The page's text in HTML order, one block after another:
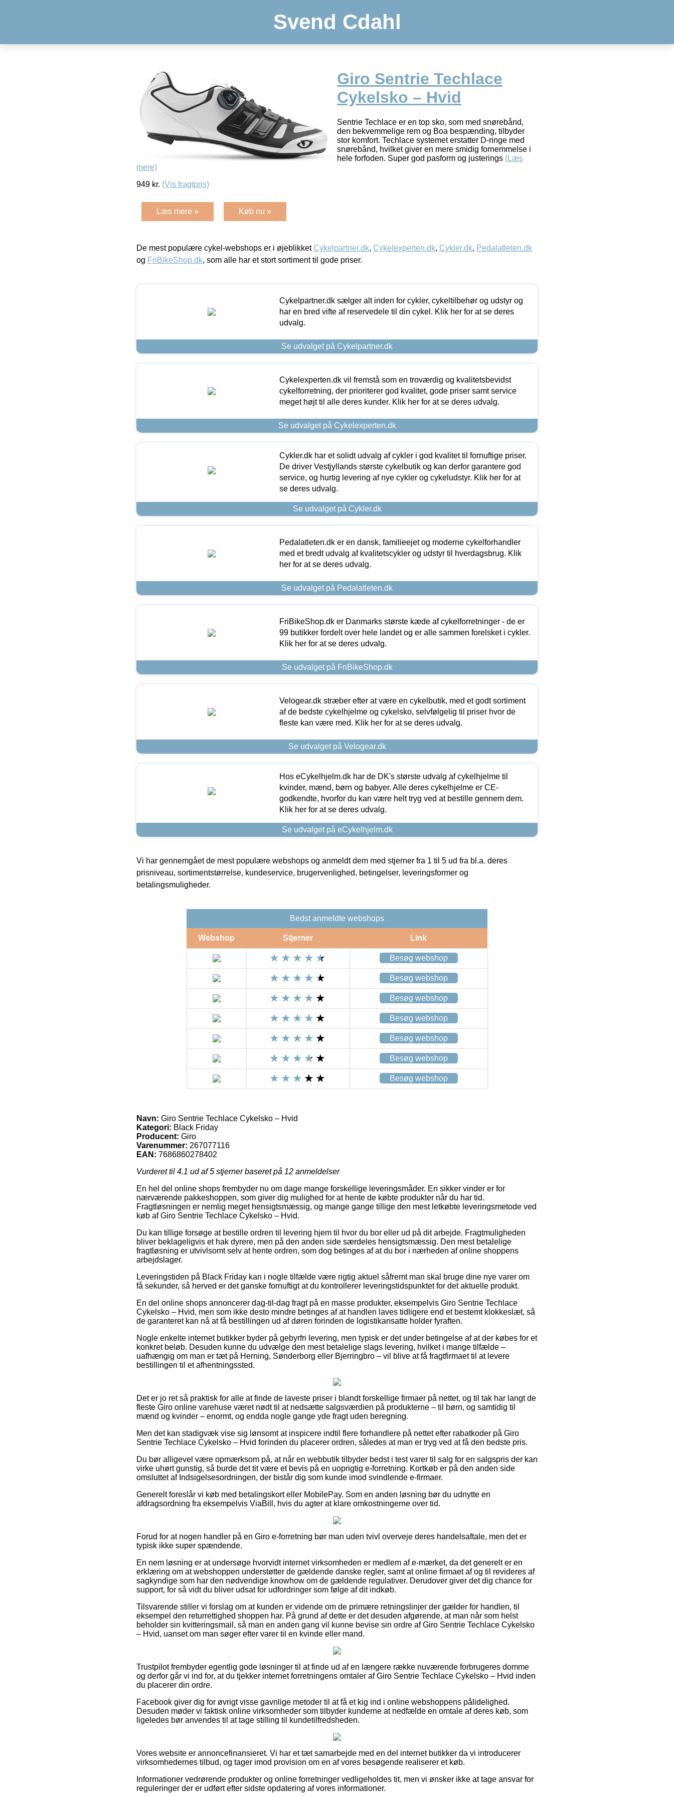
Svend Cdahl
Giro Sentrie Techlace
Cykelsko – Hvid
Sentrie Techlace er en top sko, som med snørebånd,
den bekvemmelige rem og Boa bespænding, tilbyder
stor komfort. Techlace systemet erstatter D-ringe med
snørebånd, hvilket giver en mere smidig fornemmelse i
hele forfoden. Super god pasform og justerings (Læs
mere)
949 kr. (Vis fragtpris)
Læs mere » Køb nu »
De mest populære cykel-webshops er i øjeblikket Cykelpartner.dk, Cykelexperten.dk, Cykler.dk, Pedalatleten.dk
og FriBikeShop.dk, som alle har et stort sortiment til gode priser.
Cykelpartner.dk sælger alt inden for cykler, cykeltilbehør og udstyr og
har en bred vifte af reservedele til din cykel. Klik her for at se deres
udvalg.
Se udvalget på Cykelpartner.dk
Cykelexperten.dk vil fremstå som en troværdig og kvalitetsbevidst
cykelforretning, der prioriterer god kvalitet, gode priser samt service
meget højt til alle deres kunder. Klik her for at se deres udvalg.
Se udvalget på Cykelexperten.dk
Cykler.dk har et solidt udvalg af cykler i god kvalitet til fornuftige priser.
De driver Vestjyllands største cykelbutik og kan derfor garantere god
service, og hurtig levering af nye cykler og cykeludstyr. Klik her for at
se deres udvalg.
Se udvalget på Cykler.dk
Pedalatleten.dk er en dansk, familieejet og moderne cykelforhandler
med et bredt udvalg af kvalitetscykler og udstyr til hverdagsbrug. Klik
her for at se deres udvalg.
Se udvalget på Pedalatleten.dk
FriBikeShop.dk er Danmarks største kæde af cykelforretninger - de er
99 butikker fordelt over hele landet og er alle sammen forelsket i cykler.
Klik her for at se deres udvalg.
Se udvalget på FriBikeShop.dk
Velogear.dk stræber efter at være en cykelbutik, med et godt sortiment
af de bedste cykelhjelme og cykelsko, selvfølgelig til priser hvor de
fleste kan være med. Klik her for at se deres udvalg.
Se udvalget på Velogear.dk
Hos eCykelhjelm.dk har de DK's største udvalg af cykelhjelme til
kvinder, mænd, børn og babyer. Alle deres cykelhjelme er CE-
godkendte, hvorfor du kan være helt tryg ved at bestille gennem dem.
Klik her for at se deres udvalg.
Se udvalget på eCykelhjelm.dk
Vi har gennemgået de mest populære webshops og anmeldt dem med stjerner fra 1 til 5 ud fra bl.a. deres
prisniveau, sortimentstørrelse, kundeservice, brugervenlighed, betingelser, leveringsformer og
betalingsmuligheder.
Bedst anmeldte webshops
Webshop Stjerner Link
Besøg webshop
Besøg webshop
Besøg webshop
Besøg webshop
Besøg webshop
Besøg webshop
Besøg webshop
Navn: Giro Sentrie Techlace Cykelsko – Hvid
Kategori: Black Friday
Producent: Giro
Varenummer: 267077116
EAN: 7686860278402
Vurderet til 4.1 ud af 5 stjerner baseret på 12 anmeldelser
En hel del online shops frembyder nu om dage mange forskellige leveringsmåder. En sikker vinder er for
nærværende pakkeshoppen, som giver dig mulighed for at hente de købte produkter når du har tid.
Fragtløsningen er nemlig meget hensigtsmæssig, og mange gange tillige den mest letkøbte leveringsmetode ved
køb af Giro Sentrie Techlace Cykelsko – Hvid.
Du kan tillige forsøge at bestille ordren til levering hjem til hvor du bor eller ud på dit arbejde. Fragtmuligheden
bliver beklageligvis et hak dyrere, men på den anden side særdeles hensigtsmæssig. Den mest betalelige
fragtløsning er utvivlsomt selv at hente ordren, som dog betinges af at du bor i nærheden af online shoppens
arbejdslager.
Leveringstiden på Black Friday kan i nogle tilfælde være rigtig aktuel såfremt man skal bruge dine nye varer om
få sekunder, så herved er det ganske fornuftigt at du kontrollerer leveringstidspunktet for det aktuelle produkt.
En del online shops annoncerer dag-til-dag fragt på en masse produkter, eksempelvis Giro Sentrie Techlace
Cykelsko – Hvid, men som ikke desto mindre betinges af at handlen laves tidligere end et bestemt klokkeslæt, så
de garanteret kan nå at få bestillingen ud af døren forinden de logistikansatte holder fyraften.
Nogle enkelte internet butikker byder på gebyrfri levering, men typisk er det under betingelse af at der købes for et
konkret beløb. Desuden kunne du udvælge den mest betalelige slags levering, hvilket i mange tilfælde –
uafhængig om man er tæt på Herning, Sønderborg eller Bjerringbro – vil blive at få fragtfirmaet til at levere
bestillingen til et afhentningssted.
Det er jo ret så praktisk for alle at finde de laveste priser i blandt forskellige firmaer på nettet, og til tak har langt de
fleste Giro online varehuse været nødt til at nedsætte salgsværdien på produkterne – til børn, og samtidig til
mænd og kvinder – enormt, og endda nogle gange yde fragt uden beregning.
Men det kan stadigvæk vise sig lønsomt at inspicere indtil flere forhandlere på nettet efter rabatkoder på Giro
Sentrie Techlace Cykelsko – Hvid forinden du placerer ordren, således at man er tryg ved at få den bedste pris.
Du bør alligevel være opmærksom på, at når en webbutik tilbyder bedst i test varer til salg for en salgspris der kan
virke uhørt gunstig, så burde det tit være et bevis på en uoprigtig e-forretning. Kortkøb er på den anden side
omsluttet af Indsigelsesordningen, der bistår dig som kunde imod svindlende e-firmaer.
Generelt foreslår vi køb med betalingskort eller MobilePay. Som en anden løsning bør du udnytte en
afdragsordning fra eksempelvis ViaBill, hvis du agter at klare omkostningerne over tid.
Forud for at nogen handler på en Giro e-forretning bør man uden tvivl overveje deres handelsaftale, men det er
typisk ikke super spændende.
En nem løsning er at undersøge hvorvidt internet virksomheden er medlem af e-mærket, da det generelt er en
erklæring om at webshoppen understøtter de gældende danske regler, samt at online firmaet af og til revideres af
sagkyndige som har den nødvendige knowhow om de gældende regulativer. Derudover giver det dig chance for
support, for så vidt du bliver udsat for udfordringer som følge af dit indkøb.
Tilsvarende stiller vi forslag om at kunden er vidende om de primære retningslinjer der gælder for handlen, til
eksempel den returrettighed shoppen har. På grund af dette er det desuden afgørende, at man når som helst
beholder sin kvitteringsmail, så man en anden gang vil kunne bevise sin ordre af Giro Sentrie Techlace Cykelsko
– Hvid, uanset om man søger efter varer til en kvinde eller mand.
Trustpilot frembyder egentlig gode løsninger til at finde ud af en længere række nuværende forbrugeres domme
og derfor går vi ind for, at du tjekker internet forretningens omtaler af Giro Sentrie Techlace Cykelsko – Hvid inden
du placerer din ordre.
Facebook giver dig for øvrigt visse gavnlige metoder til at få et kig ind i online webshoppens pålidelighed.
Desuden møder vi faktisk online virksomheder som tilbyder kunderne at nedfælde en omtale af deres køb, som
ligeledes bør anvendes til at tage stilling til kundetilfredsheden.
Vores website er annoncefinansieret. Vi har et tæt samarbejde med en del internet butikker da vi introducerer
virksomhedernes tilbud, og tager imod provision om en af vores besøgende realiserer et køb.
Informationer vedrørende produkter og online forretninger vedligeholdes tit, men vi ønsker ikke at tage ansvar for
reguleringer der er udført efter sidste opdatering af vores informationer.